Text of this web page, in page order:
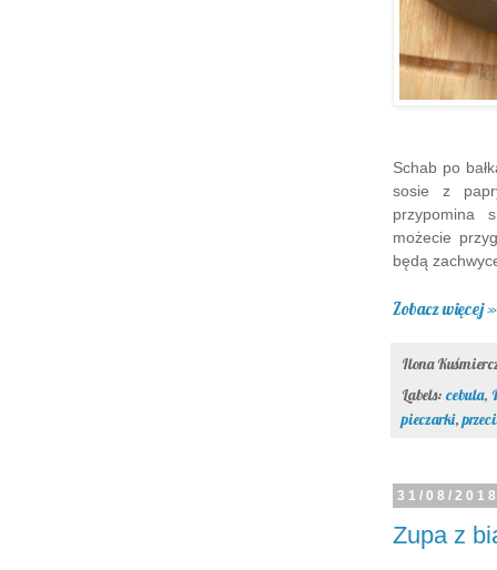
Schab po
sosie z
przypomina
możecie
będą
Zobacz więcej »
Ilona
Labels: cebula,
pieczarki,
31/08/
Zupa z